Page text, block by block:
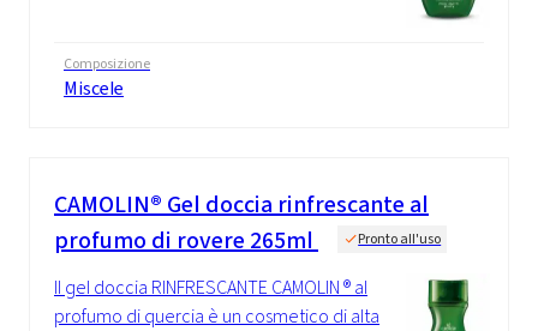
Composizione
Miscele
CAMOLIN® Gel doccia rinfrescante al
profumo di rovere 265ml
Pronto all'uso
Il gel doccia RINFRESCANTE CAMOLIN ® al
profumo di quercia è un cosmetico di alta